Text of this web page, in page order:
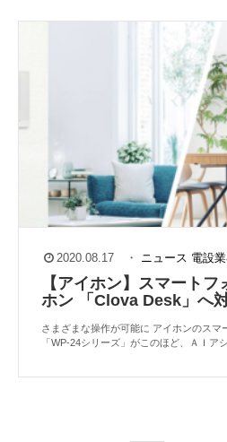
2020.08.17 ・ ニュース 電設
【アイホン】スマート
ホン 「Clova Desk」へ
さまざまな操作が可能に アイホンのスマ
「WP-24シリーズ」がこのほど、ＡＩア